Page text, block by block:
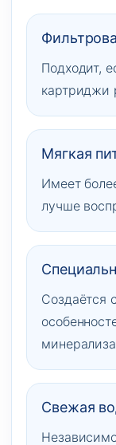
Подходит,
картриджи
Мягкая
Имеет
лучше
Создаётся
Свежая